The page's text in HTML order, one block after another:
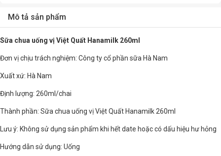
Mô tả sản phẩm
Sữa chua uống vị Việt Quất Hanamilk 260ml
Đơn vị chịu trách nghiệm: Công ty cổ phần sữa Hà Nam
Xuất xứ: Hà Nam
Định lượng: 260ml/chai
Thành phần: Sữa chua uống vị Việt Quất Hanamilk 260ml
Lưu ý: Không sử dụng sản phẩm khi hết date hoặc có dấu hiệu hư hỏng
Hướng dẫn sử dụng: Uống